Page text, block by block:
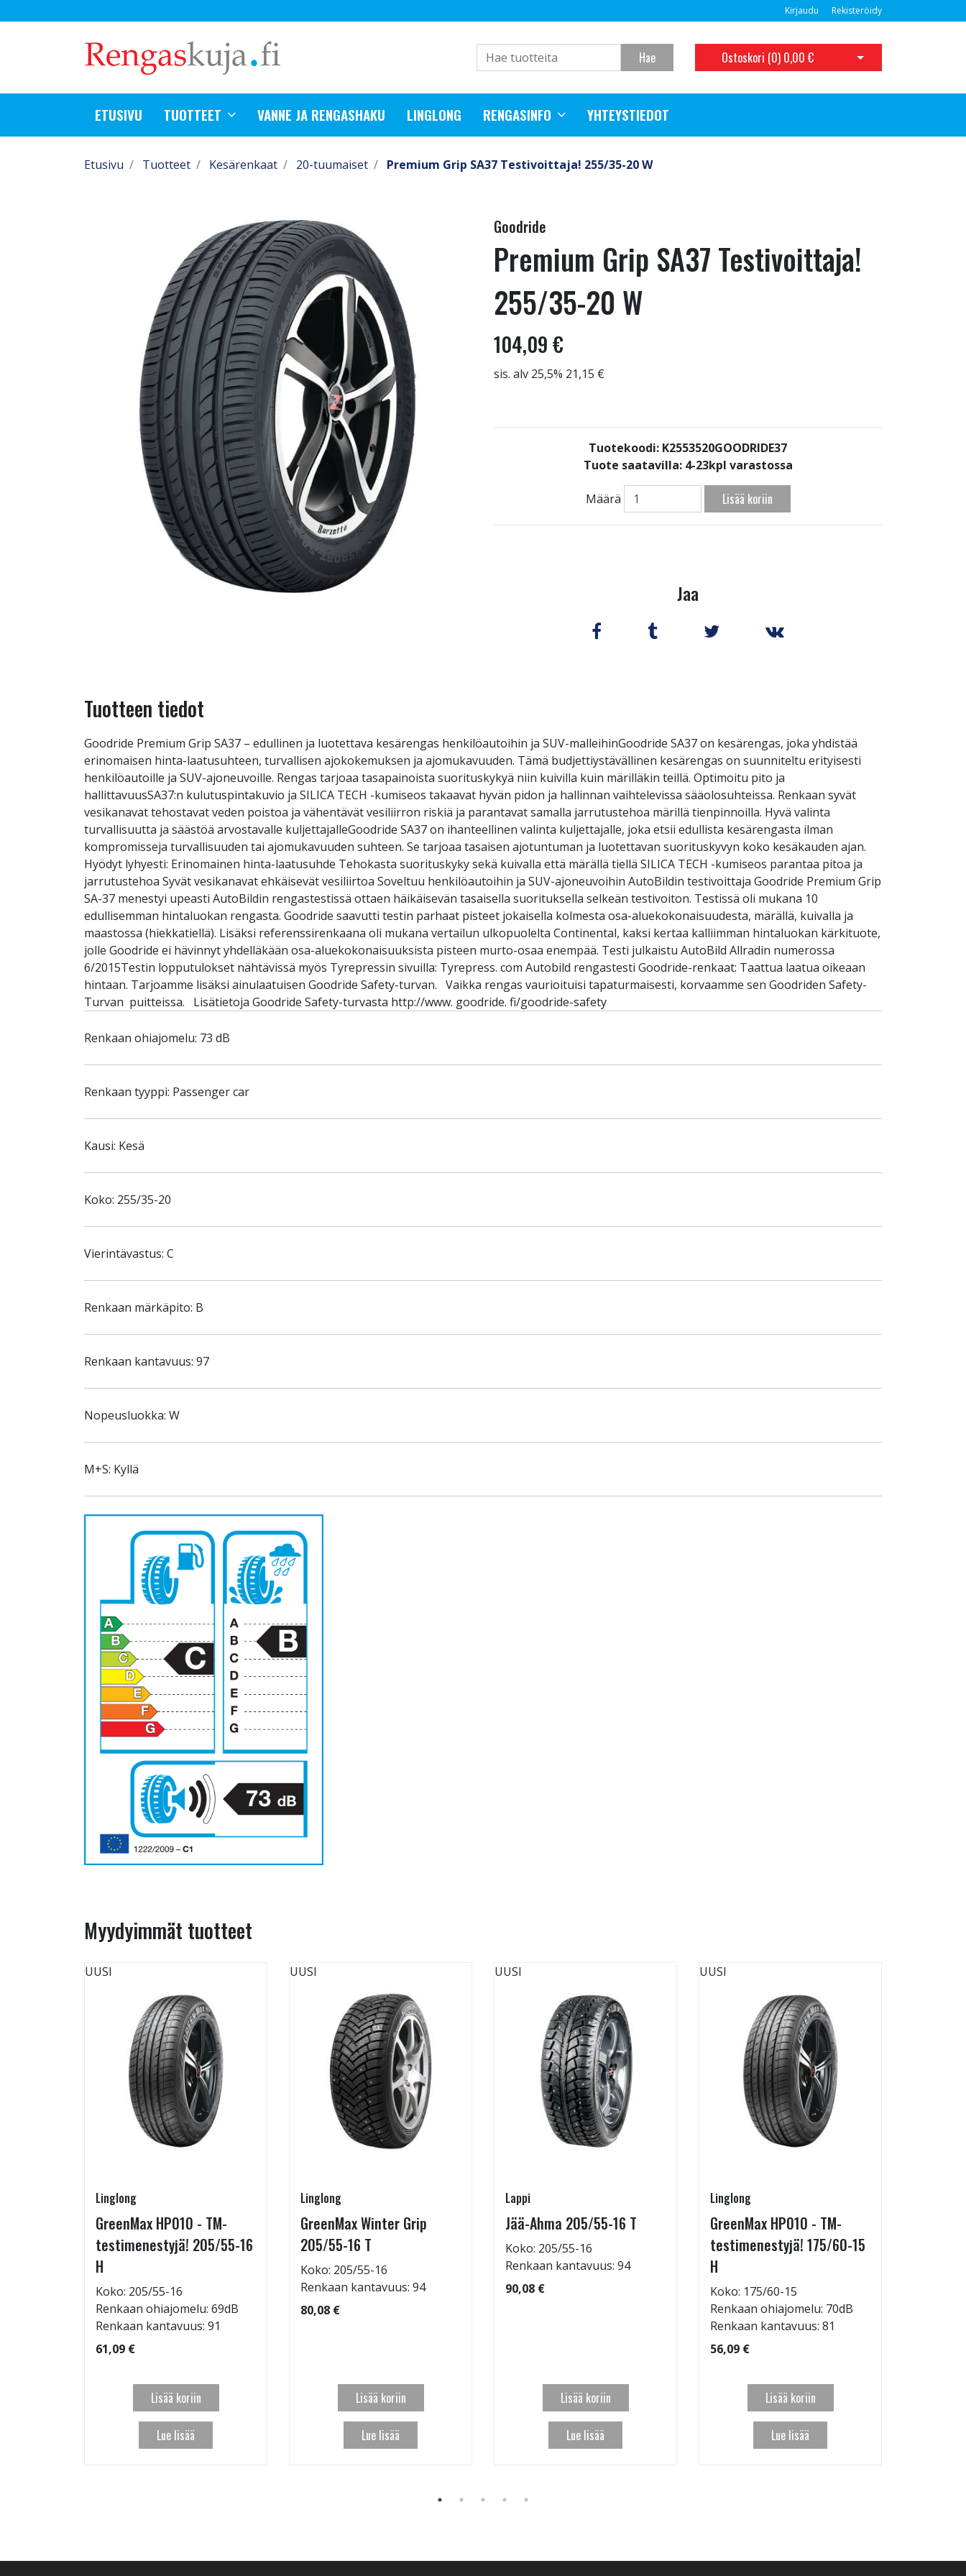
Kirjaudu Rekisteröidy
Hae Ostoskori (0) 0,00 € Avaa ostoskori
ETUSIVU TUOTTEET VANNE JA RENGASHAKU LINGLONG RENGASINFO YHTEYSTIEDOT
Etusivu Tuotteet Kesärenkaat 20-tuumaiset Premium Grip SA37 Testivoittaja! 255/35-20 W
Goodride
Premium Grip SA37 Testivoittaja!
255/35-20 W
104,09 €
sis. alv 25,5% 21,15 €
Tuotekoodi: K2553520GOODRIDE37
Tuote saatavilla: 4-23kpl varastossa
Määrä Lisää koriin
Jaa
Tuotteen tiedot
Goodride Premium Grip SA37 – edullinen ja luotettava kesärengas henkilöautoihin ja SUV-malleihinGoodride SA37 on kesärengas, joka yhdistää
erinomaisen hinta-laatusuhteen, turvallisen ajokokemuksen ja ajomukavuuden. Tämä budjettiystävällinen kesärengas on suunniteltu erityisesti
henkilöautoille ja SUV-ajoneuvoille. Rengas tarjoaa tasapainoista suorituskykyä niin kuivilla kuin märilläkin teillä. Optimoitu pito ja
hallittavuusSA37:n kulutuspintakuvio ja SILICA TECH -kumiseos takaavat hyvän pidon ja hallinnan vaihtelevissa sääolosuhteissa. Renkaan syvät
vesikanavat tehostavat veden poistoa ja vähentävät vesiliirron riskiä ja parantavat samalla jarrutustehoa märillä tienpinnoilla. Hyvä valinta
turvallisuutta ja säästöä arvostavalle kuljettajalleGoodride SA37 on ihanteellinen valinta kuljettajalle, joka etsii edullista kesärengasta ilman
kompromisseja turvallisuuden tai ajomukavuuden suhteen. Se tarjoaa tasaisen ajotuntuman ja luotettavan suorituskyvyn koko kesäkauden ajan.
Hyödyt lyhyesti: Erinomainen hinta-laatusuhde Tehokasta suorituskyky sekä kuivalla että märällä tiellä SILICA TECH -kumiseos parantaa pitoa ja
jarrutustehoa Syvät vesikanavat ehkäisevät vesiliirtoa Soveltuu henkilöautoihin ja SUV-ajoneuvoihin AutoBildin testivoittaja Goodride Premium Grip
SA-37 menestyi upeasti AutoBildin rengastestissä ottaen häikäisevän tasaisella suorituksella selkeän testivoiton. Testissä oli mukana 10
edullisemman hintaluokan rengasta. Goodride saavutti testin parhaat pisteet jokaisella kolmesta osa-aluekokonaisuudesta, märällä, kuivalla ja
maastossa (hiekkatiellä). Lisäksi referenssirenkaana oli mukana vertailun ulkopuolelta Continental, kaksi kertaa kalliimman hintaluokan kärkituote,
jolle Goodride ei hävinnyt yhdelläkään osa-aluekokonaisuuksista pisteen murto-osaa enempää. Testi julkaistu AutoBild Allradin numerossa
6/2015Testin lopputulokset nähtävissä myös Tyrepressin sivuilla: Tyrepress. com Autobild rengastesti Goodride-renkaat: Taattua laatua oikeaan
hintaan. Tarjoamme lisäksi ainulaatuisen Goodride Safety-turvan. Vaikka rengas vaurioituisi tapaturmaisesti, korvaamme sen Goodriden Safety-
Turvan puitteissa. Lisätietoja Goodride Safety-turvasta http://www. goodride. fi/goodride-safety
Renkaan ohiajomelu: 73 dB
Renkaan tyyppi: Passenger car
Kausi: Kesä
Koko: 255/35-20
Vierintävastus: C
Renkaan märkäpito: B
Renkaan kantavuus: 97
Nopeusluokka: W
M+S: Kyllä
Myydyimmät tuotteet
UUSI
Linglong
GreenMax HP010 - TM-
testimenestyjä! 205/55-16
H
Koko: 205/55-16
Renkaan ohiajomelu: 69dB
Renkaan kantavuus: 91
61,09 €
Lisää koriin
Lue lisää
UUSI
Linglong
GreenMax Winter Grip
205/55-16 T
Koko: 205/55-16
Renkaan kantavuus: 94
80,08 €
Lisää koriin
Lue lisää
UUSI
Lappi
Jää-Ahma 205/55-16 T
Koko: 205/55-16
Renkaan kantavuus: 94
90,08 €
Lisää koriin
Lue lisää
UUSI
Linglong
GreenMax HP010 - TM-
testimenestyjä! 175/60-15
H
Koko: 175/60-15
Renkaan ohiajomelu: 70dB
Renkaan kantavuus: 81
56,09 €
Lisää koriin
Lue lisää